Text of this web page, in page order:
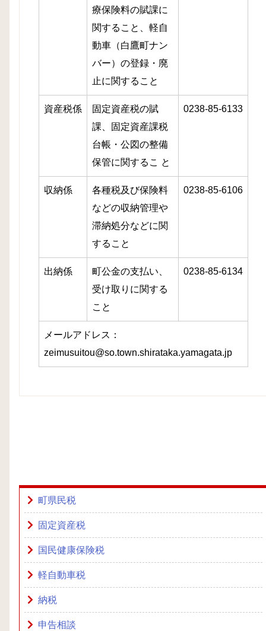
療保険料の賦課に
関すること、軽自
動車（白鷹町ナン
バー）の登録・廃
止に関すること
資産税係
固定資産税の賦
課、固定資産課税
台帳・公図の整備
保管に関するこ と
0238-85-6133
収納係
各種税及び保険料
などの収納管理や
滞納処分などに関
すること
0238-85-6106
出納係
町公金の支払い、
受け取りに関する
こと
0238-85-6134
メールアドレス：
zeimusuitou@so.town.shirataka.yamagata.jp
町県民税
固定資産税
国民健康保険税
軽自動車税
納税
申告相談